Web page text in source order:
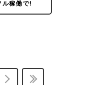
稼働で!